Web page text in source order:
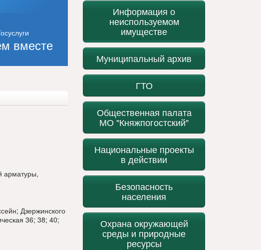
вместе
арматуры,
Дзержинского
36; 38; 40;
Информация о
неиспользуемом
имуществе
Муниципальный архив
ГТО
Общественная палата
МО "Княжпогостский"
Национальные проекты
в действии
Безопасность
населения
Охрана окружающей
среды и природные
ресурсы